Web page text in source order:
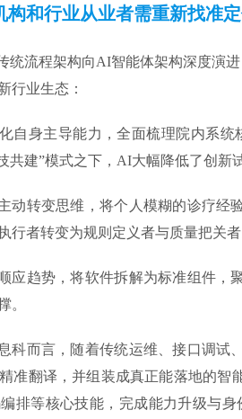
构和行业从业者需重新找准
统流程架构向AI智能体架构深度演
行业生态：
自身主导能力，全面梳理院内系
共建”模式之下，AI大幅降低了创新
动转变思维，将个人模糊的诊疗经
行者转变为规则定义者与质量把关者
应趋势，将软件拆解为标准组件，
。
科而言，随着传统运维、接口调试
准翻译，并组装成真正能落地的
排等核心技能，完成能力升级与